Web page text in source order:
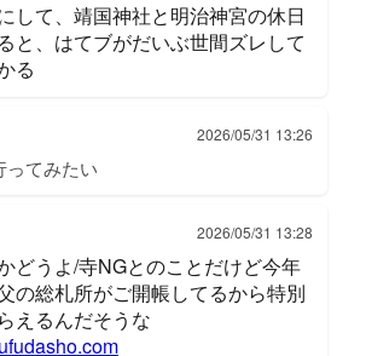
して、靖国神社と明治神宮の休日
と、はてブがだいぶ世間ズレして
る
2026/05/31 13:26
ってみたい
2026/05/31 13:28
どうよ/寺NGとのことだけど今年
の総札所がご開帳してるから特別
えるんだそうな